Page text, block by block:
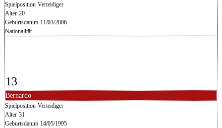
Spielposition Verteidiger
Alter 20
Geburtsdatum 11/03/2006
Nationalität
13
Bernardo
Spielposition Verteidiger
Alter 31
Geburtsdatum 14/05/1995